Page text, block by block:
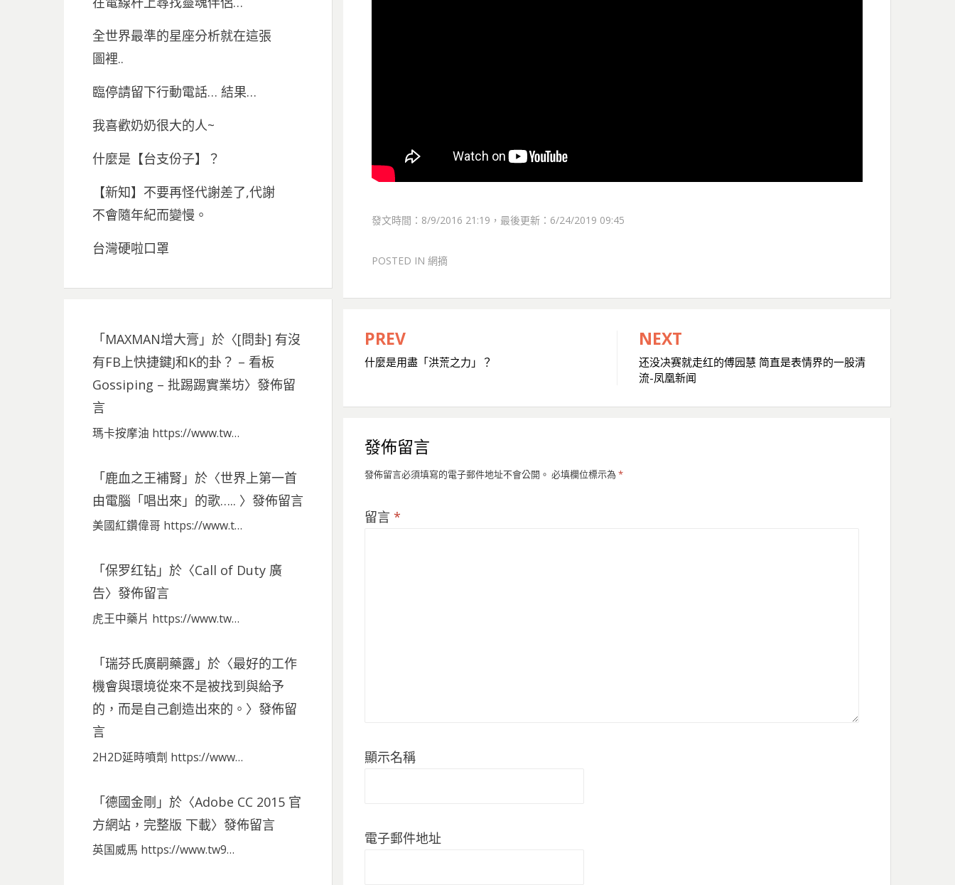
發文時間：8/9/2016 21:19，最後更新：6/24/2019 09:45
POSTED IN 網摘
文
章
PREV
什麼是用盡「洪荒之力」？
NEXT
还没决赛就走红的傅园慧 简直是表情界的一股清
流-凤凰新闻
發佈留言
發佈留言必須填寫的電子郵件地址不會公開。 必填欄位標示為 *
留言 *
顯示名稱
電子郵件地址
全世界最準的星座分析就在這張
圖裡..
臨停請留下行動電話… 結果…
我喜歡奶奶很大的人~
什麼是【台支份子】？
【新知】不要再怪代謝差了,代謝
不會隨年紀而變慢。
台灣硬啦口罩
「MAXMAN增大膏 」於〈[問卦] 有沒
有FB上快捷鍵J和K的卦？ – 看板
Gossiping – 批踢踢實業坊〉發佈留
言
瑪卡按摩油 https://www.tw…
「鹿血之王補腎 」於〈世界上第一首
由電腦「唱出來」的歌….. 〉發佈留言
美國紅鑽偉哥 https://www.t…
「保罗红钻」於〈Call of Duty 廣
告〉發佈留言
虎王中藥片 https://www.tw…
「瑞芬氏廣嗣藥露」於〈最好的工作
機會與環境從來不是被找到與給予
的，而是自己創造出來的。 〉發佈留
言
2H2D延時噴劑 https://www…
「德國金剛 」於〈Adobe CC 2015 官
方網站，完整版 下載〉發佈留言
英国威馬 https://www.tw9…